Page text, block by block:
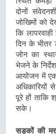
दोनों
जोखिमों को
कि
दिन के भीतर
जोन का
भेजने के
आयोजन में एक
अधिकारियों
पूरे हों ताकि
सके।
सड़कों की